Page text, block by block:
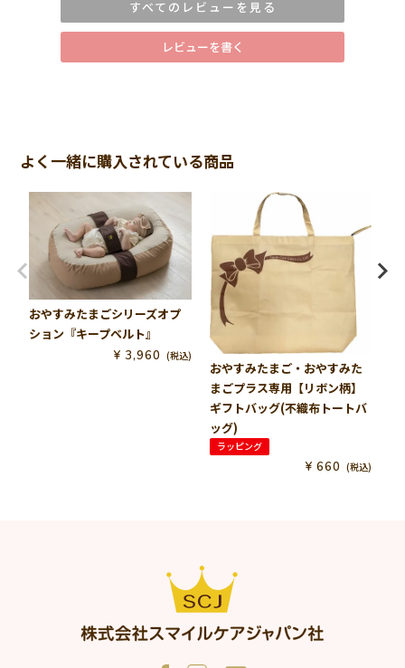
赤ちゃんを寝かせる時に、ちょうどいい角度とフィット感で
包んでくれるので、抱っこから置く時にも使いやすくてお気
産後の「抱っこじゃないと寝ない」に悩んでいる方には、一
みずまんじゅう 1 購入者
非公開
届いてすぐに試してみました！気持ちよさそうに熟睡してく
れて買ってよかったです。泣くときは、抱っこである程度寝
かせてから置いてあげるとうまくいきますよ！
非公開
非公開
ベットに寝かせると起きてしまうので困っていましたが、こ
すべてのレビューを見る
レビューを書く
よく一緒に購入されている商品
おやすみたまごシリーズオプ
ション『キープベルト』
¥ 3,960 税込
おやすみたまご・おやすみた
まごプラス専用【リボン柄】
ギフトバッグ(不織布トートバ
ッグ)
ラッピング
¥ 660 税込